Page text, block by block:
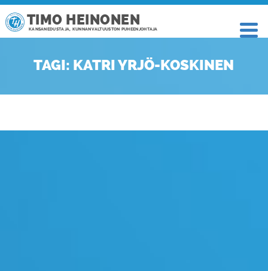
TIMO HEINONEN
KANSANEDUSTAJA, KUNNANVALTUUSTON PUHEENJOHTAJA
TAGI: KATRI YRJÖ-KOSKINEN